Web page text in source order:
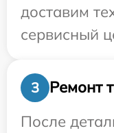
доставим
сервисный
3
Ремонт
После